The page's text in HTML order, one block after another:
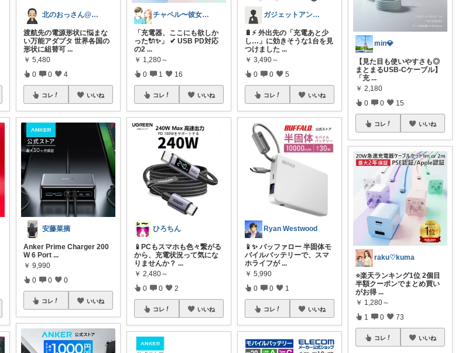
北のおっさん@ガジェット好き
渡航先の電源形状に悩まな
い万能アダプタ 世界各国の
形状に組替可 ...
￥ 5,480
0 0 4
コレ いいね
安藤菜摘
Anker Prime Charger 200
W 6 Port ...
￥ 9,990
0 0 0
コレ いいね
チャペル〜彼女と僕のかわいいモノ探し〜
「充電器、ここにも欲しか
った🔌✨」 ✔ USB PD対応
の2 ...
￥ 1,280～
0 1 16
コレ いいね
ひろちん
📱PCもスマホも色々繋がる
から、充電状況って気にな
りませんか？ ...
￥ 2,480～
0 0 2
コレ いいね
ガジェットアンテナ｜時短家電と便利グッズ
🔋⚡ 外出先の「充電あと少
し…」に効きそうな1台を見
つけました ...
￥ 3,490～
0 0 5
コレ いいね
Ryan Westwood
📱✨ バッファロー 半固体モ
バイルバッテリーで、スマ
ホライフが ...
￥ 5,990
0 0 1
コレ いいね
min💎
【見た目も使いやすさも◎
まとまるUSB-Cケーブル】
「充 ...
￥ 2,180
0 0 15
コレ いいね
raku♡kuma
⭐️楽天ランキング1位 2個目
半額クーポンでまとめ買い
がお得 ...
￥ 1,280～
1 0 73
コレ いいね